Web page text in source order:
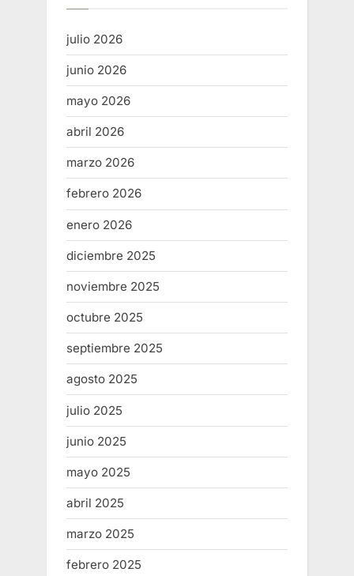
julio 2026
junio 2026
mayo 2026
abril 2026
marzo 2026
febrero 2026
enero 2026
diciembre 2025
noviembre 2025
octubre 2025
septiembre 2025
agosto 2025
julio 2025
junio 2025
mayo 2025
abril 2025
marzo 2025
febrero 2025